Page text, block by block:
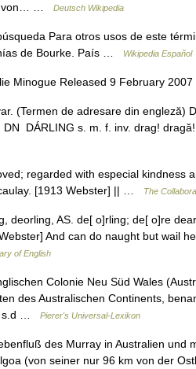
von… …
Deutsch Wikipedia
Para otros usos de este
de Bourke. País …
Wikipedia Español
Minogue Released 9 February
(Termen de adresare din engleză)
DN DÁRLING s. m. f. inv. drag!
regarded with especial kindness
[1913 Webster] || …
The
deorling, AS. de[ o]rling; de[ o]re
And can do naught but wail
of English
Colonie Neu Süd Wales
des Australischen Continents,
s.d …
Pierer's Universal-Lexikon
des Murray in Australien und
(von seiner nur 96 km von der